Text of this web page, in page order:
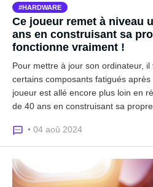
HARDWARE
Ce joueur remet à niveau
ans en construisant sa
fonctionne vraiment !
Pour mettre à jour son ordinateur,
certains composants fatigués
joueur est allé encore plus loin en
de 40 ans en construisant sa propre
• 04 aoû 2024